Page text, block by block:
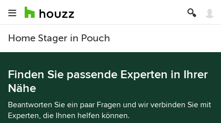
Home Stager in Pouch
Finden Sie passende Experten in Ihrer
Nähe
Beantworten Sie ein paar Fragen und wir verbinden Sie mit
Experten, die Ihnen helfen können.